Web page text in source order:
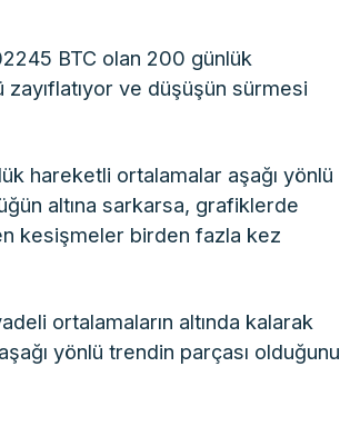
BTC olan 200 günlük
zayıflatıyor ve düşüşün sürmesi
hareketli ortalamalar aşağı yönlü
altına sarkarsa, grafiklerde
kesişmeler birden fazla kez
ortalamaların altında kalarak
yönlü trendin parçası olduğunu